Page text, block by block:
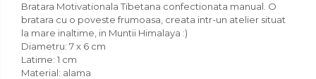
Bratara Motivationala Tibetana confectionata manual. O
bratara cu o poveste frumoasa, creata intr-un atelier situat
la mare inaltime, in Muntii Himalaya :)
Diametru: 7 x 6 cm
Latime: 1 cm
Material: alama